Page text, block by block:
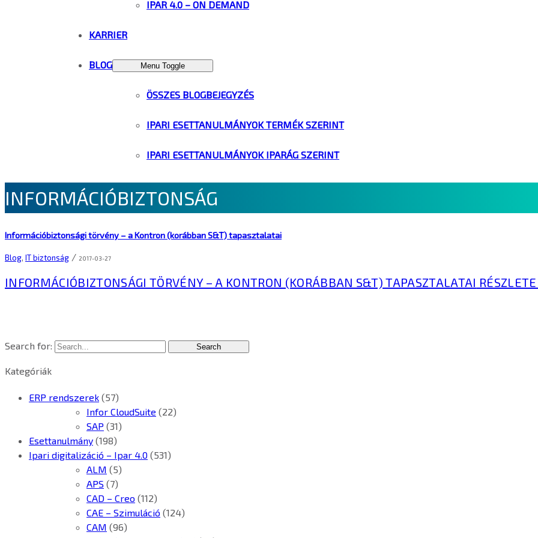
IPAR 4.0 – ON DEMAND
KARRIER
BLOG Menu Toggle
ÖSSZES BLOGBEJEGYZÉS
IPARI ESETTANULMÁNYOK TERMÉK SZERINT
IPARI ESETTANULMÁNYOK IPARÁG SZERINT
INFORMÁCIÓBIZTONSÁG
Információbiztonsági törvény – a Kontron (korábban S&T) tapasztalatai
Blog, IT biztonság / 2017-03-27
INFORMÁCIÓBIZTONSÁGI TÖRVÉNY – A KONTRON (KORÁBBAN S&T) TAPASZTALATAI
Search for:
Kategóriák
ERP rendszerek (57)
Infor CloudSuite (22)
SAP (31)
Esettanulmány (198)
Ipari digitalizáció – Ipar 4.0 (531)
ALM (5)
APS (7)
CAD – Creo (112)
CAE – Szimuláció (124)
CAM (96)